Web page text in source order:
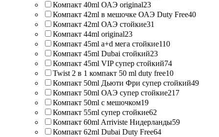
Компакт 40ml ОАЭ original23
Компакт 42ml в мешочке ОАЭ Duty Free40
Компакт 42ml ОАЭ стойкие31
Компакт 44ml original23
Компакт 45ml a+d мега стойкие110
Компакт 45ml Dubai стойкий23
Компакт 45ml VIP супер стойкий74
Twist 2 в 1 компакт 50 ml duty free10
Компакт 50ml Дьюти Фри супер стойкий49
Компакт 50ml ОАЭ супер стойкие217
Компакт 50ml с мешочком19
Компакт 55ml супер стойкие62
Компакт 60ml Arriviste Нидерланды59
Компакт 62ml Dubai Duty Free64